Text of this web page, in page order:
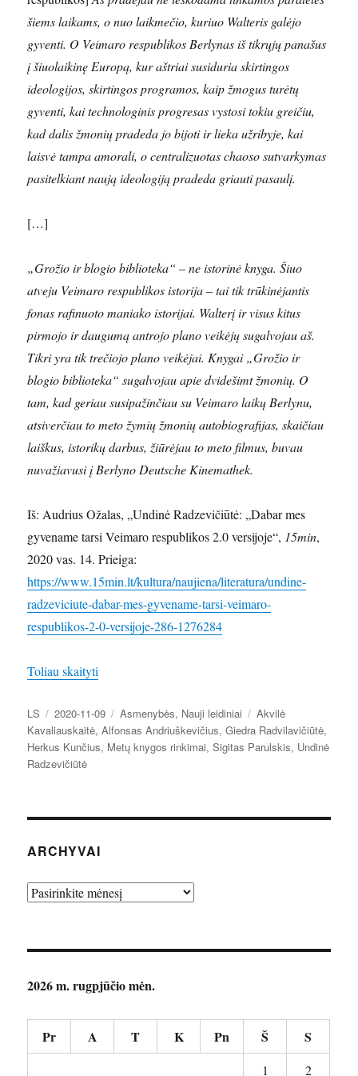
šiems laikams, o nuo laikmečio, kuriuo Walteris galėjo
gyventi. O Veimaro respublikos Berlynas iš tikrųjų panašus
į šiuolaikinę Europą, kur aštriai susiduria skirtingos
ideologijos, skirtingos programos, kaip žmogus turėtų
gyventi, kai technologinis progresas vystosi tokiu greičiu,
kad dalis žmonių pradeda jo bijoti ir lieka užribyje, kai
laisvė tampa amorali, o centralizuotas chaoso sutvarkymas
pasitelkiant naują ideologiją pradeda griauti pasaulį.
[…]
„Grožio ir blogio biblioteka“ – ne istorinė knyga. Šiuo
atveju Veimaro respublikos istorija – tai tik trūkinėjantis
fonas rafinuoto maniako istorijai. Walterį ir visus kitus
pirmojo ir daugumą antrojo plano veikėjų sugalvojau aš.
Tikri yra tik trečiojo plano veikėjai. Knygai „Grožio ir
blogio biblioteka“ sugalvojau apie dvidešimt žmonių. O
tam, kad geriau susipažinčiau su Veimaro laikų Berlynu,
atsiverčiau to meto žymių žmonių autobiografijas, skaičiau
laiškus, istorikų darbus, žiūrėjau to meto filmus, buvau
nuvažiavusi į Berlyno Deutsche Kinemathek.
Iš: Audrius Ožalas, „Undinė Radzevičiūtė: „Dabar mes
gyvename tarsi Veimaro respublikos 2.0 versijoje“, 15min,
2020 vas. 14. Prieiga:
https://www.15min.lt/kultura/naujiena/literatura/undine-
radzeviciute-dabar-mes-gyvename-tarsi-veimaro-
respublikos-2-0-versijoje-286-1276284
Toliau skaityti
Autorius
LS Paskelbta
2020-11-09 Kategorijos
Asmenybės, Nauji leidiniai Žymos
Akvilė
Kavaliauskaitė,Alfonsas Andriuškevičius,Giedra Radvilavičiūtė,
Herkus Kunčius, Metų knygos rinkimai,Sigitas Parulskis, Undinė
Radzevičiūtė
ARCHYVAI
Archyvai
2026 m. rugpjūčio mėn.
Pr A T K Pn Š S
1
2